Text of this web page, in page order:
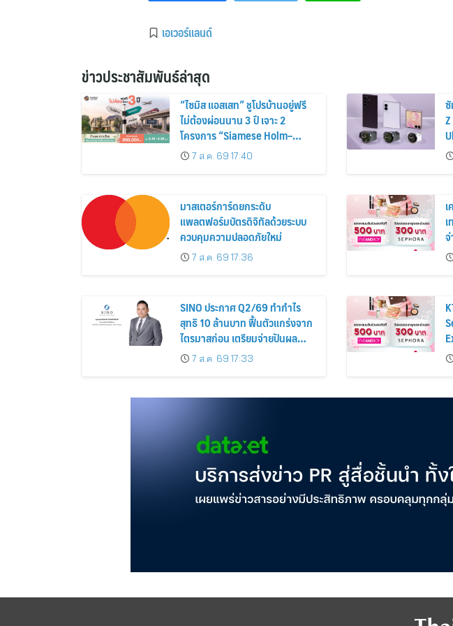
เอเวอร์แลนด์
ข่าวประชาสัมพันธ์ล่าสุด
“ไซมิส แอสเสท” ชูโปรบ้านอยู่ฟรี
ไม่ต้องผ่อนนาน 3 ปี เจาะ 2
โครงการ “Siamese Holm–
Siamese Blossom” พร้อม
ส่วนลดและสิทธิพิเศษถึง 31
7 ส.ค. 69 17:40
มาสเตอร์การ์ดยกระดับ
แพลตฟอร์มบัตรดิจิทัลด้วยระบบ
ควบคุมความปลอดภัยใหม่
7 ส.ค. 69 17:36
SINO ประกาศ Q2/69 ทำกำไร
สุทธิ 10 ล้านบาท ฟื้นตัวแกร่งจาก
ไตรมาสก่อน เตรียมจ่ายปันผล
ระหว่างกาล 0.014423 บาทต่อหุ้น
ครึ่งปีหลังมุ่งเติบโตต่อเนื่อง
7 ส.ค. 69 17:33